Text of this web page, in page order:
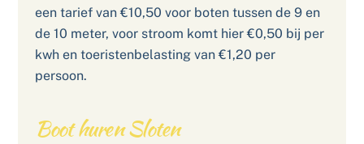
een tarief van €10,50 voor boten tussen de 9 en
de 10 meter, voor stroom komt hier €0,50 bij per
kwh en toeristenbelasting van €1,20 per
persoon.
Boot huren Sloten